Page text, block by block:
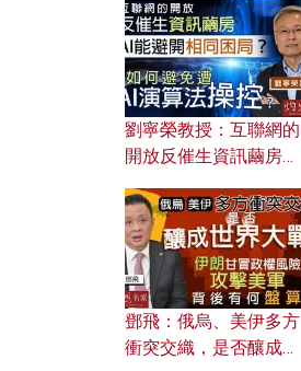
劉寧榮教授：互聯網的
開放反催生資訊繭房，
何避免遭AI演算法操
控？
鄧飛：俄烏、美伊多方
衝突交織，是否釀成世